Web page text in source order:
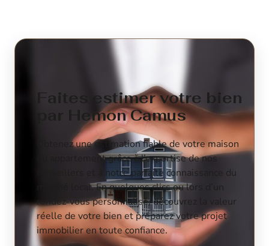
Faites estimer votre bien
par Hemon Camus
Obtenez une estimation fiable de votre maison
ou appartement grâce à l’expertise de nos
conseillers et à notre parfaite connaissance du
marché local. En quelques clics ou lors d’un
rendez-vous personnalisé, découvrez la valeur
réelle de votre bien et préparez votre projet
immobilier en toute confiance.